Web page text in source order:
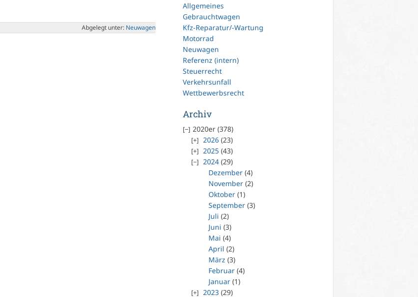
Ab­ge­legt un­ter: Neu­wa­gen
Allgemeines
Gebrauchtwagen
Kfz-Reparatur/-Wartung
Motorrad
Neuwagen
Referenz (intern)
Steuerrecht
Verkehrsunfall
Wettbewerbsrecht
Archiv
2020er (378)
2026 (23)
2025 (43)
2024 (29)
Dezember (4)
November (2)
Oktober (1)
September (3)
Juli (2)
Juni (3)
Mai (4)
April (2)
März (3)
Februar (4)
Januar (1)
2023 (29)